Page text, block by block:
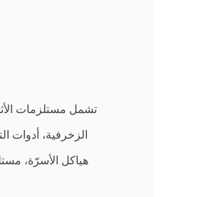
تشمل مستلزمات
الزخرفية، أدوات
هياكل الأسرّة،